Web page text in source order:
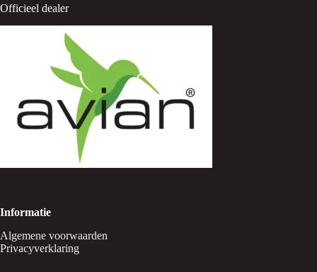
Officieel dealer
Informatie
Algemene voorwaarden
Privacyverklaring